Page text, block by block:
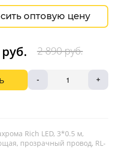
2 890 руб.
- +
оптовую цену
Rich LED, 3*0.5 м,
прозрачный провод, RL-